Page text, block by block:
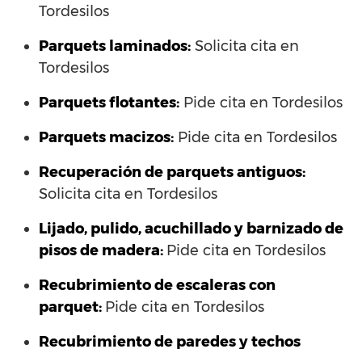
Tordesilos
Parquets laminados: Solicita cita en
Tordesilos
Parquets flotantes: Pide cita en Tordesilos
Parquets macizos: Pide cita en Tordesilos
Recuperación de parquets antiguos:
Solicita cita en Tordesilos
Lijado, pulido, acuchillado y barnizado de
pisos de madera: Pide cita en Tordesilos
Recubrimiento de escaleras con
parquet: Pide cita en Tordesilos
Recubrimiento de paredes y techos